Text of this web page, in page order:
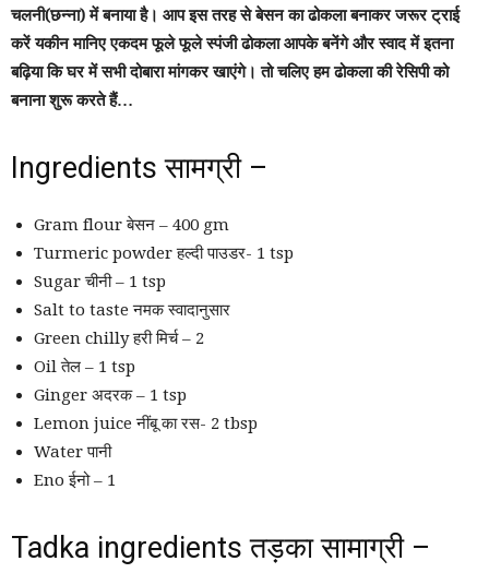
चलनी(छन्ना) में बनाया है। आप इस तरह से बेसन का ढोकला बनाकर जरूर ट्राई
करें यकीन मानिए एकदम फूले फूले स्पंजी ढोकला आपके बनेंगे और स्वाद में इतना
बढ़िया कि घर में सभी दोबारा मांगकर खाएंगे। तो चलिए हम ढोकला की रेसिपी को
बनाना शुरू करते हैं…
Ingredients सामग्री –
Gram flour बेसन – 400 gm
Turmeric powder हल्दी पाउडर- 1 tsp
Sugar चीनी – 1 tsp
Salt to taste नमक स्वादानुसार
Green chilly हरी मिर्च – 2
Oil तेल – 1 tsp
Ginger अदरक – 1 tsp
Lemon juice नींबू का रस- 2 tbsp
Water पानी
Eno ईनो – 1
Tadka ingredients तड़का सामाग्री –